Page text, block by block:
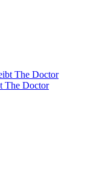
The Doctor